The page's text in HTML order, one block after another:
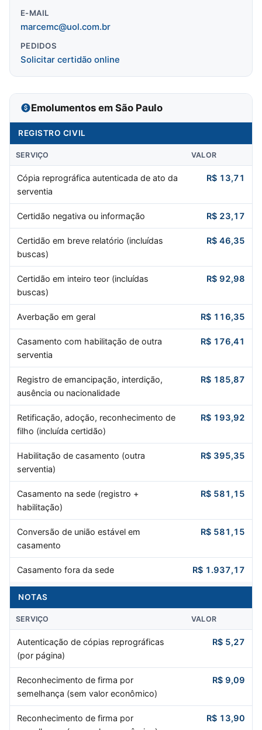
E-MAIL
marcemc@uol.com.br
PEDIDOS
Solicitar certidão online
Emolumentos em São Paulo
REGISTRO CIVIL
SERVIÇO VALOR
Cópia reprográfica autenticada de ato da
serventia
R$ 13,71
Certidão negativa ou informação R$ 23,17
Certidão em breve relatório (incluídas
buscas)
R$ 46,35
Certidão em inteiro teor (incluídas
buscas)
R$ 92,98
Averbação em geral R$ 116,35
Casamento com habilitação de outra
serventia
R$ 176,41
Registro de emancipação, interdição,
ausência ou nacionalidade
R$ 185,87
Retificação, adoção, reconhecimento de
filho (incluída certidão)
R$ 193,92
Habilitação de casamento (outra
serventia)
R$ 395,35
Casamento na sede (registro +
habilitação)
R$ 581,15
Conversão de união estável em
casamento
R$ 581,15
Casamento fora da sede R$ 1.937,17
NOTAS
SERVIÇO VALOR
Autenticação de cópias reprográficas
(por página)
R$ 5,27
Reconhecimento de firma por
semelhança (sem valor econômico)
R$ 9,09
Reconhecimento de firma por
R$ 13,90